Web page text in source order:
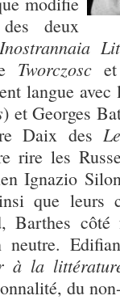
deux
Inostrannaia
Tworczosc
langue avec
) et Georges
Daix des
rire les
Ignazio
que leurs
Barthes
à la
du